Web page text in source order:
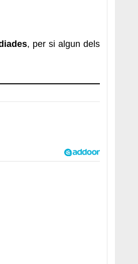
, per si algun dels